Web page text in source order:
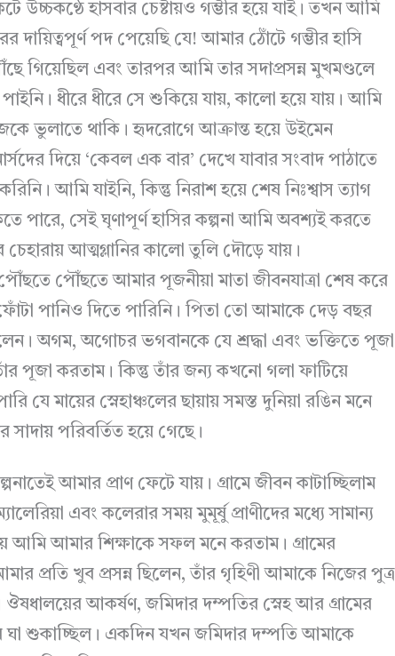
উচ্চকণ্ঠে হাসবার চেষ্টায়ও গম্ভীর হয়ে যাই। তখন আমি
দায়িত্বপূর্ণ পদ পেয়েছি যে! আমার ঠোঁটে গম্ভীর হাসি
গিয়েছিল এবং তারপর আমি তার সদাপ্রসন্ন মুখমণ্ডলে
ধীরে ধীরে সে শুকিয়ে যায়, কালো হয়ে যায়। আমি
ভুলাতে থাকি। হৃদরোগে আক্রান্ত হয়ে উইমেন
দিয়ে ‘কেবল এক বার’ দেখে যাবার সংবাদ পাঠাতে
আমি যাইনি, কিন্তু নিরাশ হয়ে শেষ নিঃশ্বাস ত্যাগ
পারে, সেই ঘৃণাপূর্ণ হাসির কল্পনা আমি অবশ্যই করতে
আত্মগ্লানির কালো তুলি দৌড়ে যায়।
পৌঁছতে পৌঁছতে আমার পূজনীয়া মাতা জীবনযাত্রা শেষ করে
পানিও দিতে পারিনি। পিতা তো আমাকে দেড় বছর
অগম, অগোচর ভগবানকে যে শ্রদ্ধা এবং ভক্তিতে পূজা
পূজা করতাম। কিন্তু তাঁর জন্য কখনো গলা ফাটিয়ে
যে মায়ের স্নেহাঞ্চলের ছায়ায় সমস্ত দুনিয়া রঙিন মনে
পরিবর্তিত হয়ে গেছে।
আমার প্রাণ ফেটে যায়। গ্রামে জীবন কাটাচ্ছিলাম
এবং কলেরার সময় মুমূর্ষু প্রাণীদের মধ্যে সামান্য
আমি আমার শিক্ষাকে সফল মনে করতাম। গ্রামের
প্রতি খুব প্রসন্ন ছিলেন, তাঁর গৃহিণী আমাকে নিজের পুত্র
আকর্ষণ, জমিদার দম্পতির স্নেহ আর গ্রামের
ঘা শুকাচ্ছিল। একদিন যখন জমিদার দম্পতি আমাকে